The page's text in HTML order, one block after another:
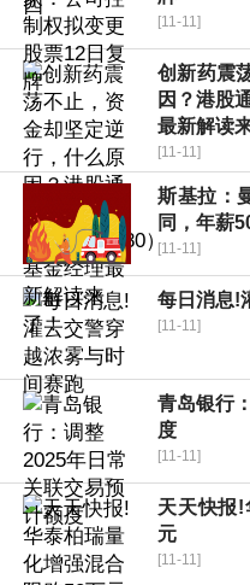
[11-11]
创新药震
因？港股
最新解读
[11-11]
斯基拉：
同，年薪
[11-11]
每日消息!
[11-11]
青岛银行
度
[11-11]
天天快报!
元
[11-11]